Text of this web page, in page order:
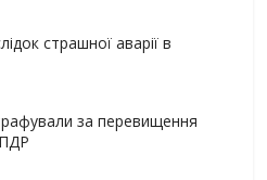
страшної аварії в
за перевищення